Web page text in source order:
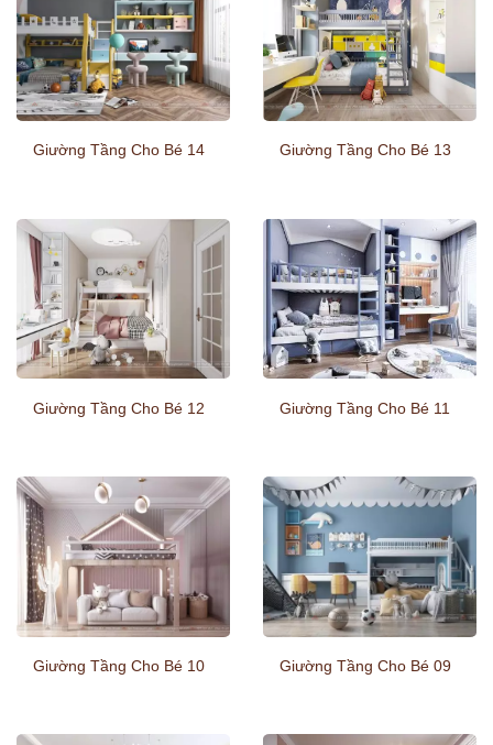
Giường Tầng Cho Bé 14 Giường Tầng Cho Bé 13
Giường Tầng Cho Bé 12 Giường Tầng Cho Bé 11
Giường Tầng Cho Bé 10 Giường Tầng Cho Bé 09